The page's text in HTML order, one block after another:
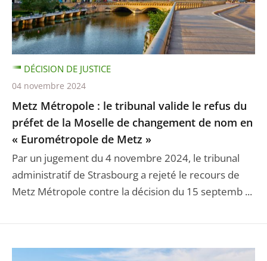
Metz Métropole : le tribunal valide le refus du
préfet de la Moselle de changement de nom en
« Eurométropole de Metz »
Par un jugement du 4 novembre 2024, le tribunal
administratif de Strasbourg a rejeté le recours de
Metz Métropole contre la décision du 15 septemb ...
DÉCISION DE JUSTICE
04 novembre 2024